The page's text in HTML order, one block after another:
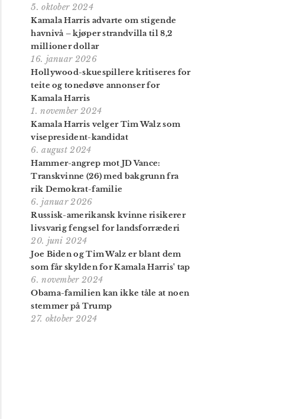
5. oktober 2024
Kamala Harris advarte om stigende
hav­nivå – kjøper strand­villa til 8,2
millioner dollar
16. januar 2026
Hollywood-skuespillere kritiseres for
teite og tonedøve annonser for
Kamala Harris
1. november 2024
Kamala Harris velger Tim Walz som
visepresident-kandidat
6. august 2024
Hammer-angrep mot JD Vance:
Transkvinne (26) med bakgrunn fra
rik Demokrat-familie
6. januar 2026
Russisk-amerikansk kvinne risikerer
livsvarig fengsel for landsforræderi
20. juni 2024
Joe Biden og Tim Walz er blant dem
som får skylden for Kamala Harris' tap
6. november 2024
Obama-familien kan ikke tåle at noen
stemmer på Trump
27. oktober 2024